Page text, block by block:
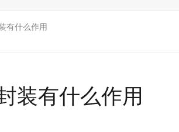
有什么作用
装有什么作用